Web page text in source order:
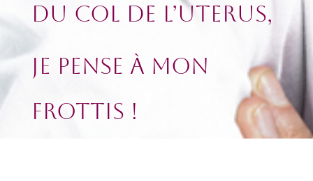
du col de l’uterus,
je pense à mon
frottis !